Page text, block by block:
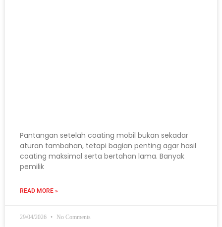
Pantangan setelah coating mobil bukan sekadar
aturan tambahan, tetapi bagian penting agar hasil
coating maksimal serta bertahan lama. Banyak
pemilik
READ MORE »
29/04/2026 No Comments